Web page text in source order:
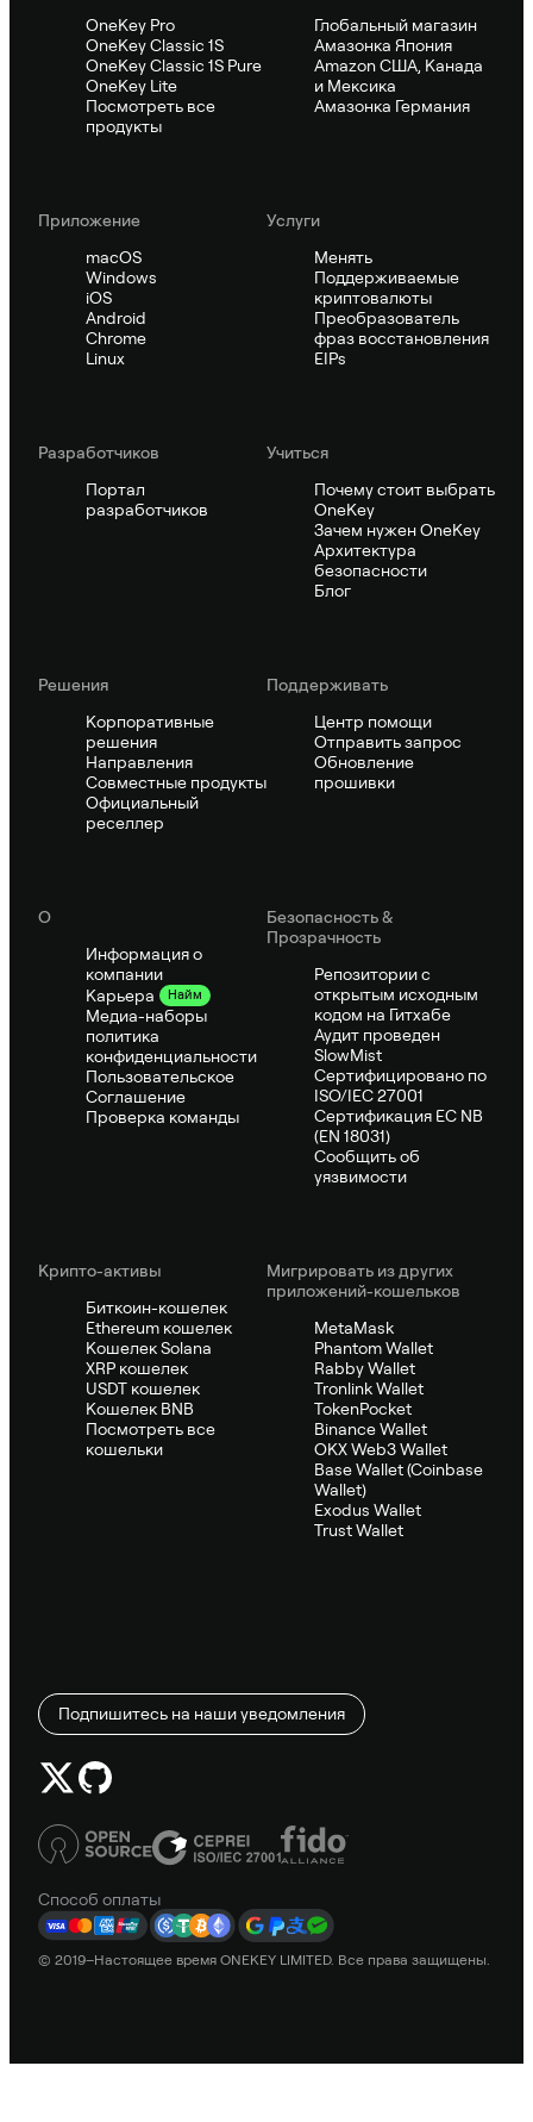
OneKey Pro
OneKey Classic 1S
OneKey Classic 1S Pure
OneKey Lite
Посмотреть все
продукты
Глобальный магазин
Амазонка Япония
Amazon США, Канада
и Мексика
Амазонка Германия
Приложение
macOS
Windows
iOS
Android
Chrome
Linux
Услуги
Менять
Поддерживаемые
криптовалюты
Преобразователь
фраз восстановления
EIPs
Pазработчиков
Портал
разработчиков
Учиться
Почему стоит выбрать
OneKey
Зачем нужен OneKey
Архитектура
безопасности
Блог
Решения
Корпоративные
решения
Направления
Совместные продукты
Официальный
реселлер
Поддерживать
Центр помощи
Отправить запрос
Обновление
прошивки
О
Информация о
компании
Карьера
Найм
Медиа-наборы
политика
конфиденциальности
Пользовательское
Соглашение
Проверка команды
Безопасность &
Прозрачность
Репозитории с
открытым исходным
кодом на Гитхабе
Аудит проведен
SlowMist
Сертифицировано по
ISO/IEC 27001
Сертификация ЕС NB
(EN 18031)
Сообщить об
уязвимости
Крипто-активы
Биткоин-кошелек
Ethereum кошелек
Кошелек Solana
XRP кошелек
USDT кошелек
Кошелек BNB
Посмотреть все
кошельки
Мигрировать из других
приложений-кошельков
MetaMask
Phantom Wallet
Rabby Wallet
Tronlink Wallet
TokenPocket
Binance Wallet
OKX Web3 Wallet
Base Wallet (Coinbase
Wallet)
Exodus Wallet
Trust Wallet
Подпишитесь на наши уведомления
Способ оплаты
© 2019–Настоящее время ONEKEY LIMITED. Все права защищены.